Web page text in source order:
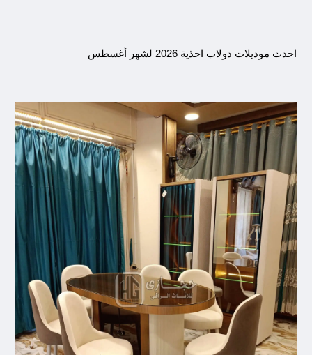
احدث موديلات دولاب احذية 2026 لشهر أغسطس